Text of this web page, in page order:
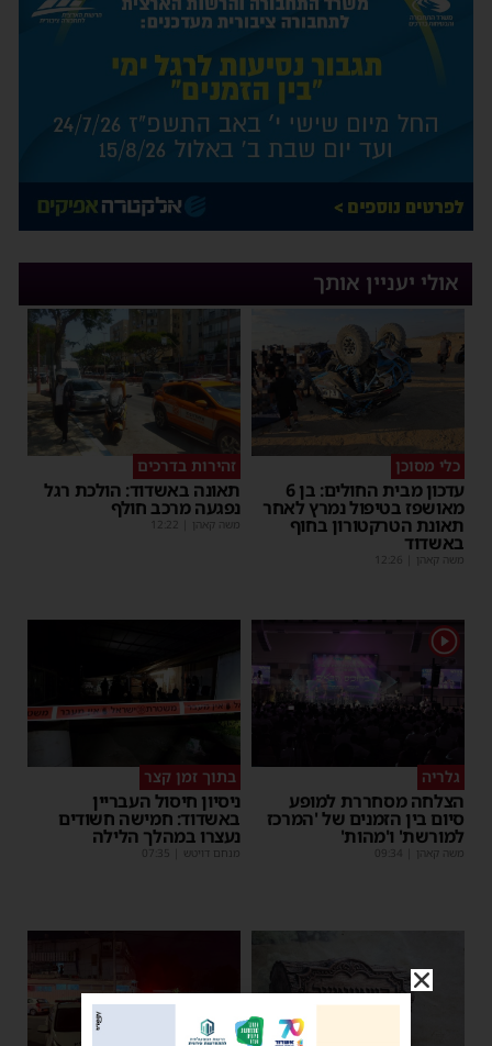
אולי יעניין אותך
כלי מסוכן
עדכון מבית החולים: בן 6
מאושפז בטיפול נמרץ לאחר
תאונת הטרקטורון בחוף
באשדוד
משה קאהן 12:26
זהירות בדרכים
תאונה באשדוד: הולכת רגל
נפגעה מרכב חולף
משה קאהן
1
גלריה
הצלחה מסחררת למופע
סיום בין הזמנים של 'המרכז
למורשת' ו'מהות'
משה קאהן 09:34
בתוך זמן קצר
ניסיון חיסול העבריין
באשדוד: חמישה חשודים
נעצרו במהלך הלילה
מנחם דויטש 07:35